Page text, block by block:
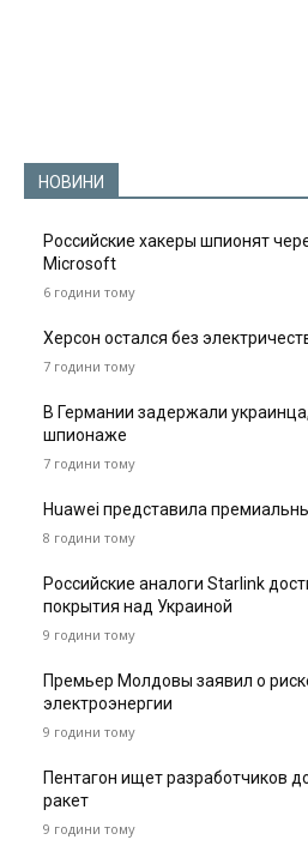
НОВИНИ
Российские хакеры шпионят
Microsoft
6 години тому
Херсон остался без
7 години тому
В Германии задержали
шпионаже
7 години тому
Huawei представила
8 години тому
Российские аналоги Starlink
покрытия над Украиной
9 години тому
Премьер Молдовы заявил о
электроэнергии
9 години тому
Пентагон ищет разработчиков
ракет
9 години тому